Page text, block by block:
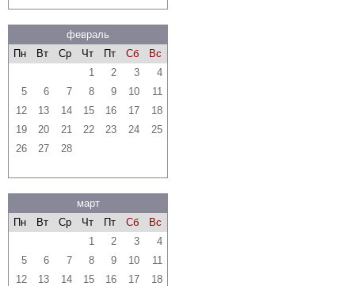
февраль
Пн
Вт Ср Чт Пт Сб
Вс
1
2 3
4
5
6 7 8 9 10
11
12
13 14 15 16 17
18
19
20 21 22 23 24
25
26
27 28
март
Пн
Вт Ср Чт Пт Сб
Вс
1
2 3
4
5
6 7 8 9 10
11
12
13 14 15 16 17
18